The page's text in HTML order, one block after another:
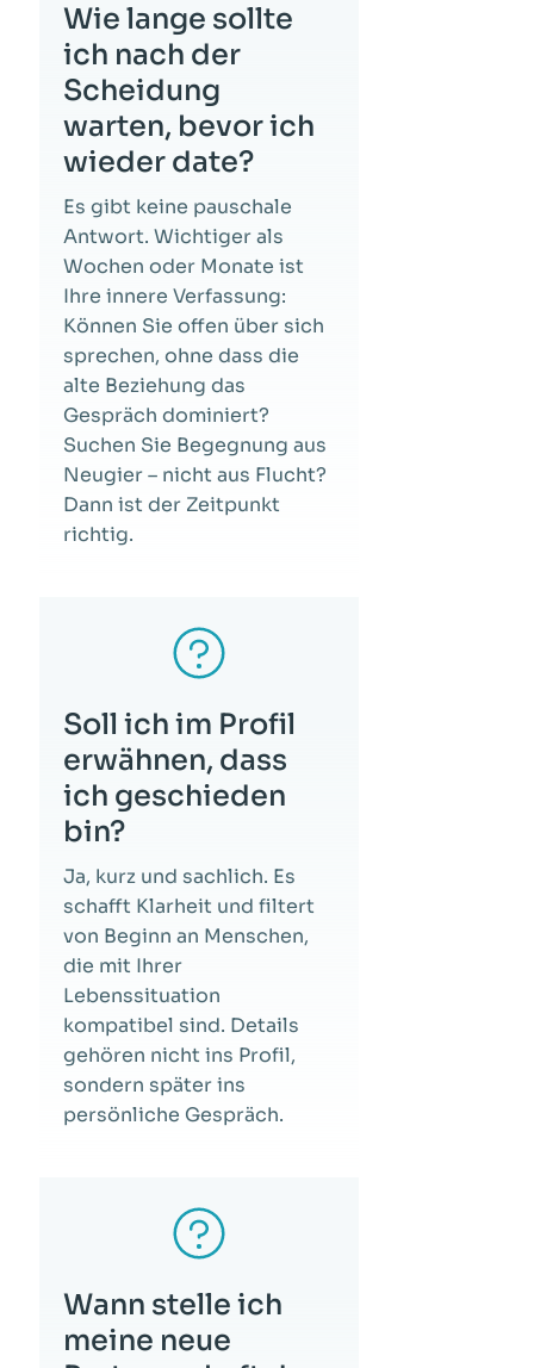
Wie lange sollte
ich nach der
Scheidung
warten, bevor ich
wieder date?
Es gibt keine pauschale
Antwort. Wichtiger als
Wochen oder Monate ist
Ihre innere Verfassung:
Können Sie offen über sich
sprechen, ohne dass die
alte Beziehung das
Gespräch dominiert?
Suchen Sie Begegnung aus
Neugier – nicht aus Flucht?
Dann ist der Zeitpunkt
richtig.
Soll ich im Profil
erwähnen, dass
ich geschieden
bin?
Ja, kurz und sachlich. Es
schafft Klarheit und filtert
von Beginn an Menschen,
die mit Ihrer
Lebenssituation
kompatibel sind. Details
gehören nicht ins Profil,
sondern später ins
persönliche Gespräch.
Wann stelle ich
meine neue